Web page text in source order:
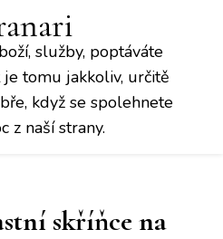
služby, poptáváte
tomu jakkoliv, určitě
když se spolehnete
z naší strany.
skříňce na